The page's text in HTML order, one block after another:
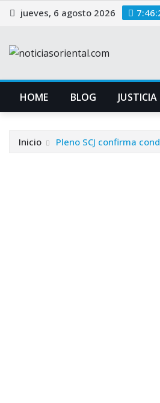
Saltar
al
jueves, 6 agosto 2026
HOME BLOG JUSTICIA
Inicio Pleno SCJ confirma